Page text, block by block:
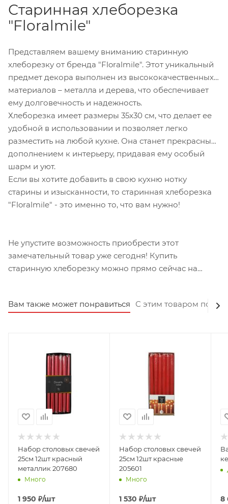
Старинная хлеборезка
"Floralmile"
Представляем вашему вниманию старинную
хлеборезку от бренда "Floralmile". Этот уникальный
предмет декора выполнен из высококачественных
материалов – металла и дерева, что обеспечивает
ему долговечность и надежность.
Хлеборезка имеет размеры 35х30 см, что делает ее
удобной в использовании и позволяет легко
разместить на любой кухне. Она станет прекрасным
дополнением к интерьеру, придавая ему особый
шарм и уют.
Если вы хотите добавить в свою кухню нотку
старины и изысканности, то старинная хлеборезка
"Floralmile" - это именно то, что вам нужно!
Не упустите возможность приобрести этот
замечательный товар уже сегодня! Купить
старинную хлеборезку можно прямо сейчас на
Вам также может понравиться С этим товаром
Набор столовых свечей
25см 12шт красный
металлик 207680
Много
1 950 ₽/шт
Набор столовых свечей
25см 12шт красные
205601
Много
1 530 ₽/шт 8